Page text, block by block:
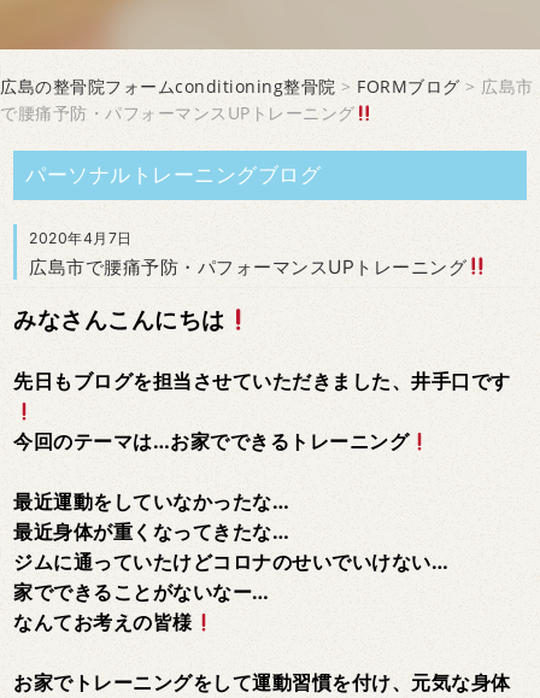
広島の整骨院フォームconditioning整骨院 > FORMブログ > 広島市
で腰痛予防・パフォーマンスUPトレーニング
パーソナルトレーニングブログ
2020年4月7日
広島市で腰痛予防・パフォーマンスUPトレーニング
みなさんこんにちは
先日もブログを担当させていただきました、井手口です
今回のテーマは…お家でできるトレーニング
最近運動をしていなかったな…
最近身体が重くなってきたな…
ジムに通っていたけどコロナのせいでいけない…
家でできることがないなー…
なんてお考えの皆様
お家でトレーニングをして運動習慣を付け、元気な身体